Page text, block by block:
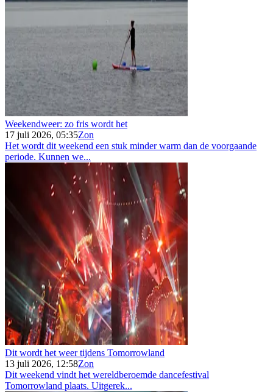
Weekendweer: zo fris wordt het
17 juli 2026, 05:35Zon
Het wordt dit weekend een stuk minder warm dan de voorgaande
periode. Kunnen we...
Dit wordt het weer tijdens Tomorrowland
13 juli 2026, 12:58Zon
Dit weekend vindt het wereldberoemde dancefestival
Tomorrowland plaats. Uitgerek...